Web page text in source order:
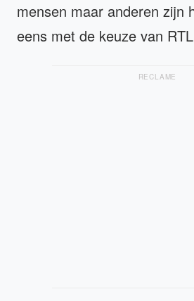
mensen maar anderen zijn
eens met de keuze van
RECLAME